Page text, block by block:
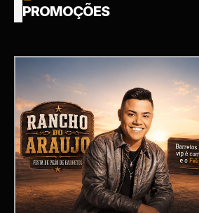
PROMOÇÕES